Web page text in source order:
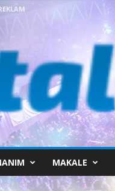
MAKALE